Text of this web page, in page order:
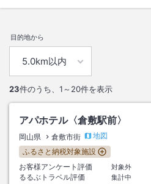
目的地から
23件のうち、 1～20件を表示
アパホテル〈倉敷駅前〉
岡山県 倉敷市街
地図
ふるさと納税対象施設
お客様アンケート評価
対象外
るるぶトラベル評価
集計中